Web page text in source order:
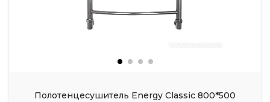
Полотенцесушитель Energy Classic 800*500